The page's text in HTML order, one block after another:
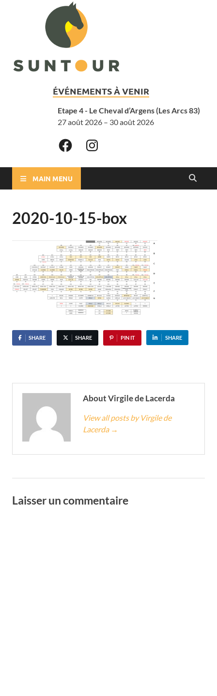
ÉVÉNEMENTS À VENIR
Etape 4 - Le Cheval d’Argens (Les Arcs 83)
27 août 2026 – 30 août 2026
MAIN MENU
2020-10-15-box
SHARE SHARE PIN IT SHARE
About Virgile de Lacerda
View all posts by Virgile de
Lacerda →
Laisser un commentaire